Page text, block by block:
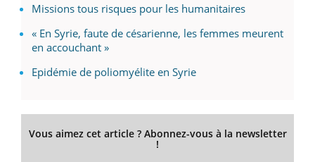
Missions tous risques pour les humanitaires
« En Syrie, faute de césarienne, les femmes meurent
en accouchant »
Epidémie de poliomyélite en Syrie
Vous aimez cet article ? Abonnez-vous à la newsletter
!